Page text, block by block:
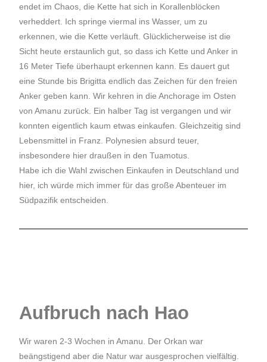
endet im Chaos, die Kette hat sich in Korallenblöcken
verheddert. Ich springe viermal ins Wasser, um zu
erkennen, wie die Kette verläuft. Glücklicherweise ist die
Sicht heute erstaunlich gut, so dass ich Kette und Anker in
16 Meter Tiefe überhaupt erkennen kann. Es dauert gut
eine Stunde bis Brigitta endlich das Zeichen für den freien
Anker geben kann. Wir kehren in die Anchorage im Osten
von Amanu zurück. Ein halber Tag ist vergangen und wir
konnten eigentlich kaum etwas einkaufen. Gleichzeitig sind
Lebensmittel in Franz. Polynesien absurd teuer,
insbesondere hier draußen in den Tuamotus.
Habe ich die Wahl zwischen Einkaufen in Deutschland und
hier, ich würde mich immer für das große Abenteuer im
Südpazifik entscheiden.
Aufbruch nach Hao
Wir waren 2-3 Wochen in Amanu. Der Orkan war
beängstigend aber die Natur war ausgesprochen vielfältig.